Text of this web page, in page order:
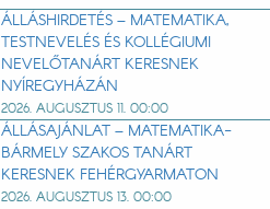
ÁLLÁSHIRDETÉS – MATEMATIKA,
TESTNEVELÉS ÉS KOLLÉGIUMI
NEVELŐTANÁRT KERESNEK
NYÍREGYHÁZÁN
2026. AUGUSZTUS 11. 00:00
ÁLLÁSAJÁNLAT – MATEMATIKA-
BÁRMELY SZAKOS TANÁRT
KERESNEK FEHÉRGYARMATON
2026. AUGUSZTUS 13. 00:00